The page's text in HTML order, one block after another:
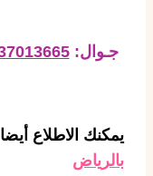
جـوال:
يمكنك الاطلاع
بالرياض